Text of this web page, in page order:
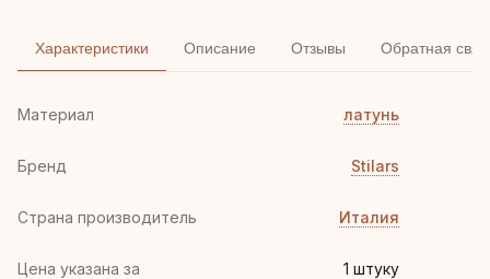
Характеристики Описание Отзывы Обратная
Материал латунь
Бренд Stilars
Страна производитель Италия
Цена указана за 1 штуку